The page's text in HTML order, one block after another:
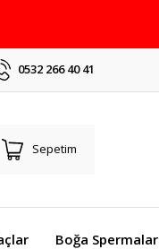
0532 266 40 41
Sepetim
Boğa